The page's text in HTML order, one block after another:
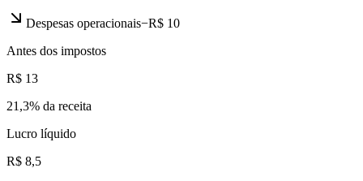
Despesas operacionais−R$ 10
Antes dos impostos
R$ 13
21,3% da receita
Lucro líquido
R$ 8,5